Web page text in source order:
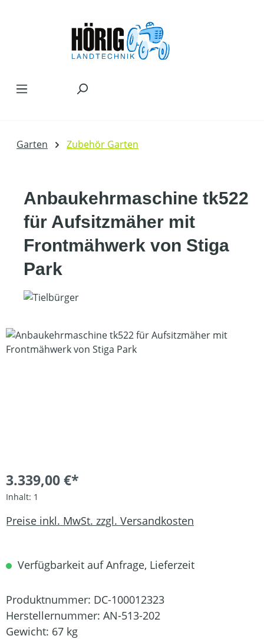
Garten Zubehör Garten
Anbaukehrmaschine tk522
für Aufsitzmäher mit
Frontmähwerk von Stiga
Park
Bildergalerie überspringen
3.339,00 €*
Inhalt: 1
Preise inkl. MwSt. zzgl. Versandkosten
Verfügbarkeit auf Anfrage, Lieferzeit
Produktnummer: DC-100012323
Herstellernummer: AN-513-202
Gewicht: 67 kg